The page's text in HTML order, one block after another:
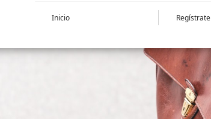
Inicio Regístrate